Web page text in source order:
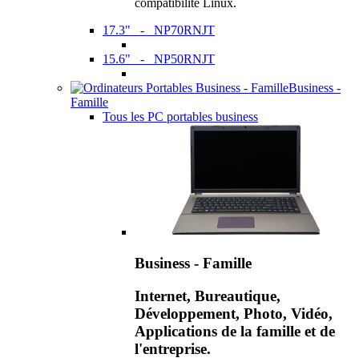
compatibilité Linux.
17.3" - NP70RNJT
15.6" - NP50RNJT
Business -
Famille
Tous les PC portables business
Business - Famille
Internet, Bureautique,
Développement, Photo, Vidéo,
Applications de la famille et de
l'entreprise.